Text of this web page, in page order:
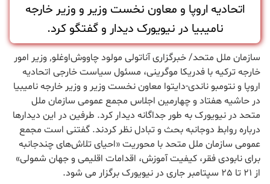
اتحادیه اروپا و معاون نخست وزیر و وزیر خارجه
نامیبیا در نیویورک دیدار و گفتگو کرد.
سازمان ملل متحد/ خبرگزاری آناتولی مولود چاووش‌اوغلو٬ وزیر امور
خارجه ترکیه با فدریکا موگرینی، مسئول سیاست خارجی اتحادیه
اروپا و نتومبو ناندی-دايتوا معاون نخست وزیر و وزیر خارجه نامیبیا
در حاشیه هفتاد و چهارمین اجلاس مجمع عمومی سازمان ملل
متحد در نیویورک به طور جداگانه دیدار کرد. طرفین در این دیدارها
درباره روابط دوجانبه بحث و تبادل نظر کردند. گفتنی است مجمع
عمومی سازمان ملل متحد با محوریت «احیای تلاش‌های چندجانبه
برای نابودی فقر، کیفیت آموزش، اقدامات اقلیمی و جهان شمولی»
از 21 تا 25 سپتامبر جاری در نیویورک برگزار می شود.